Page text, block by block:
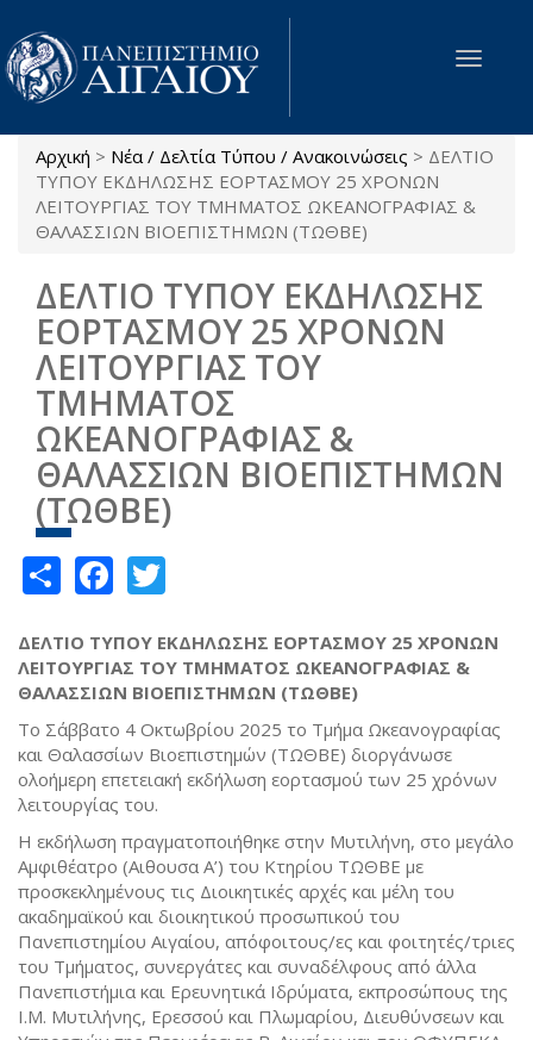
Παράκαμψη προς το κυρίως περιεχόμενο
Toggle
Είστε εδώ
Αρχική > Νέα / Δελτία Τύπου / Ανακοινώσεις > ΔΕΛΤΙΟ
ΤΥΠΟΥ ΕΚΔΗΛΩΣΗΣ ΕΟΡΤΑΣΜΟΥ 25 ΧΡΟΝΩΝ
ΛΕΙΤΟΥΡΓΙΑΣ ΤΟΥ ΤΜΗΜΑΤΟΣ ΩΚΕΑΝΟΓΡΑΦΙΑΣ &
ΘΑΛΑΣΣΙΩΝ ΒΙΟΕΠΙΣΤΗΜΩΝ (ΤΩΘΒΕ)
ΔΕΛΤΙΟ ΤΥΠΟΥ ΕΚΔΗΛΩΣΗΣ
ΕΟΡΤΑΣΜΟΥ 25 ΧΡΟΝΩΝ
ΛΕΙΤΟΥΡΓΙΑΣ ΤΟΥ
ΤΜΗΜΑΤΟΣ
ΩΚΕΑΝΟΓΡΑΦΙΑΣ &
ΘΑΛΑΣΣΙΩΝ ΒΙΟΕΠΙΣΤΗΜΩΝ
(ΤΩΘΒΕ)
ShareFacebook
ΔΕΛΤΙΟ ΤΥΠΟΥ ΕΚΔΗΛΩΣΗΣ ΕΟΡΤΑΣΜΟΥ 25 ΧΡΟΝΩΝ
ΛΕΙΤΟΥΡΓΙΑΣ ΤΟΥ ΤΜΗΜΑΤΟΣ ΩΚΕΑΝΟΓΡΑΦΙΑΣ &
ΘΑΛΑΣΣΙΩΝ ΒΙΟΕΠΙΣΤΗΜΩΝ (ΤΩΘΒΕ)
Το Σάββατο 4 Οκτωβρίου 2025 το Τμήμα Ωκεανογραφίας
και Θαλασσίων Βιοεπιστημών (ΤΩΘΒΕ) διοργάνωσε
ολοήμερη επετειακή εκδήλωση εορτασμού των 25 χρόνων
λειτουργίας του.
Η εκδήλωση πραγματοποιήθηκε στην Μυτιλήνη, στο μεγάλο
Αμφιθέατρο (Αιθουσα Α’) του Κτηρίου ΤΩΘΒΕ με
προσκεκλημένους τις Διοικητικές αρχές και μέλη του
ακαδημαϊκού και διοικητικού προσωπικού του
Πανεπιστημίου Αιγαίου, απόφοιτους/ες και φοιτητές/τριες
του Τμήματος, συνεργάτες και συναδέλφους από άλλα
Πανεπιστήμια και Ερευνητικά Ιδρύματα, εκπροσώπους της
Ι.Μ. Μυτιλήνης, Ερεσσού και Πλωμαρίου, Διευθύνσεων και